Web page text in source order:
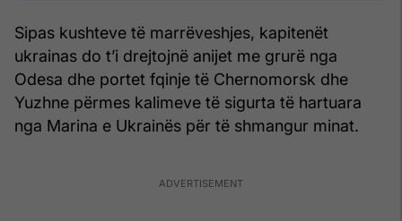
Sipas kushteve të marrëveshjes, kapitenët
ukrainas do t’i drejtojnë anijet me grurë nga
Odesa dhe portet fqinje të Chernomorsk dhe
Yuzhne përmes kalimeve të sigurta të hartuara
nga Marina e Ukrainës për të shmangur minat.